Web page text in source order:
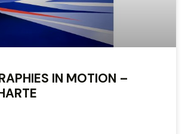
IN MOTION –